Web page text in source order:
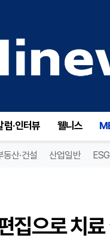
럼·인터뷰 웰니스
동산·건설 산업일반 ESG
집으로 치